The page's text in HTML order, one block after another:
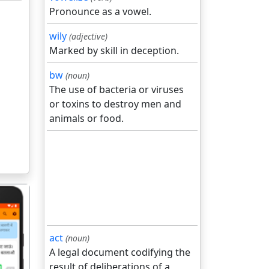
Pronounce as a vowel.
wily (adjective)
Marked by skill in deception.
bw (noun)
The use of bacteria or viruses
or toxins to destroy men and
animals or food.
act (noun)
A legal document codifying the